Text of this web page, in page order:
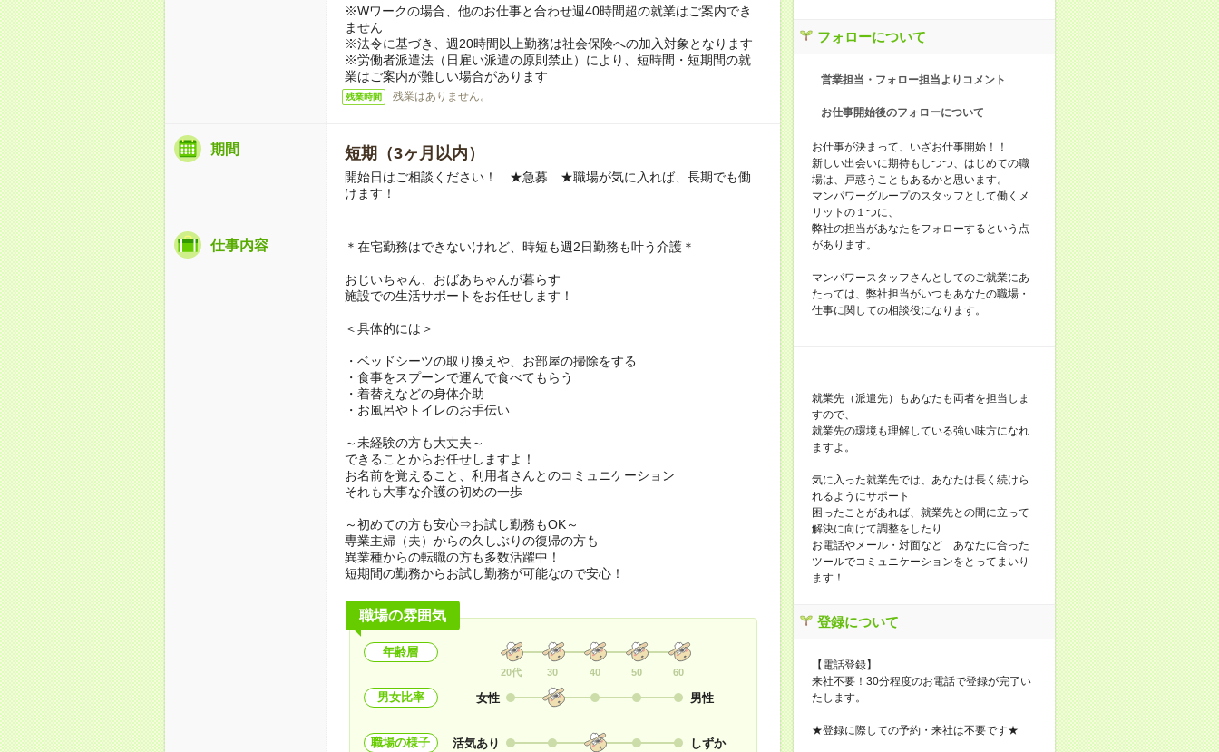
※Wワークの場合、他のお仕事と合わせ週40時間超の就業はご案内でき
ません
※法令に基づき、週20時間以上勤務は社会保険への加入対象となります
※労働者派遣法（日雇い派遣の原則禁止）により、短時間・短期間の就
業はご案内が難しい場合があります
残業時間 残業はありません。
期間 短期（3ヶ月以内）
開始日はご相談ください！ ★急募 ★職場が気に入れば、長期でも働
けます！
仕事内容 ＊在宅勤務はできないけれど、時短も週2日勤務も叶う介護＊
おじいちゃん、おばあちゃんが暮らす
施設での生活サポートをお任せします！
＜具体的には＞
・ベッドシーツの取り換えや、お部屋の掃除をする
・食事をスプーンで運んで食べてもらう
・着替えなどの身体介助
・お風呂やトイレのお手伝い
～未経験の方も大丈夫～
できることからお任せしますよ！
お名前を覚えること、利用者さんとのコミュニケーション
それも大事な介護の初めの一歩
～初めての方も安心⇒お試し勤務もOK～
専業主婦（夫）からの久しぶりの復帰の方も
異業種からの転職の方も多数活躍中！
短期間の勤務からお試し勤務が可能なので安心！
職場の雰囲気
年齢層
20代 30 40 50 60
男女比率 女性 男性
職場の様子 活気あり しずか
フォローについて
営業担当・フォロー担当よりコメント
お仕事開始後のフォローについて
お仕事が決まって、いざお仕事開始！！
新しい出会いに期待もしつつ、はじめての職
場は、戸惑うこともあるかと思います。
マンパワーグループのスタッフとして働くメ
リットの１つに、
弊社の担当があなたをフォローするという点
があります。
マンパワースタッフさんとしてのご就業にあ
たっては、弊社担当がいつもあなたの職場・
仕事に関しての相談役になります。
就業先（派遣先）もあなたも両者を担当しま
すので、
就業先の環境も理解している強い味方になれ
ますよ。
気に入った就業先では、あなたは長く続けら
れるようにサポート
困ったことがあれば、就業先との間に立って
解決に向けて調整をしたり
お電話やメール・対面など あなたに合った
ツールでコミュニケーションをとってまいり
ます！
登録について
【電話登録】
来社不要！30分程度のお電話で登録が完了い
たします。
★登録に際しての予約・来社は不要です★